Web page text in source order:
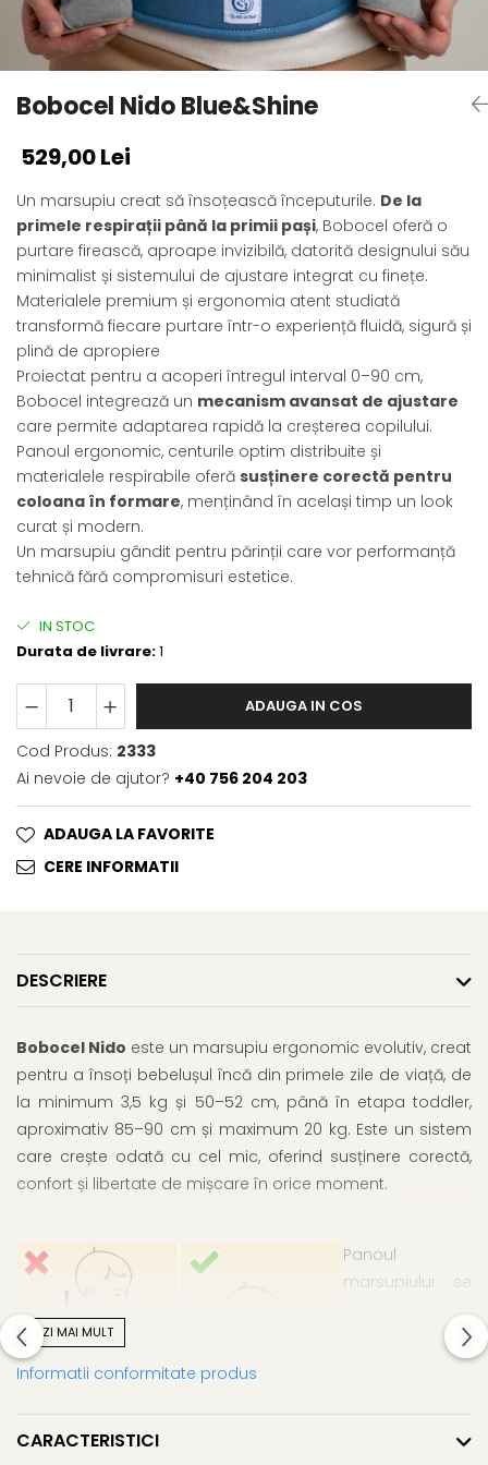
Bobocel Nido Blue&Shine
529,00 Lei
Un marsupiu creat să însoțească începuturile. De la
primele respirații până la primii pași, Bobocel oferă o
purtare firească, aproape invizibilă, datorită designului său
minimalist și sistemului de ajustare integrat cu finețe.
Materialele premium și ergonomia atent studiată
transformă fiecare purtare într-o experiență fluidă, sigură și
plină de apropiere
Proiectat pentru a acoperi întregul interval 0–90 cm,
Bobocel integrează un mecanism avansat de ajustare
care permite adaptarea rapidă la creșterea copilului.
Panoul ergonomic, centurile optim distribuite și
materialele respirabile oferă susținere corectă pentru
coloana în formare, menținând în același timp un look
curat și modern.
Un marsupiu gândit pentru părinții care vor performanță
tehnică fără compromisuri estetice.
IN STOC
Durata de livrare:1
ADAUGA IN COS
Cod Produs: 2333
Ai nevoie de ajutor? +40 756 204 203
ADAUGA LA FAVORITE
CERE INFORMATII
DESCRIERE
Bobocel Nido este un marsupiu ergonomic evolutiv, creat
pentru a însoți bebelușul încă din primele zile de viață, de
la minimum 3,5 kg și 50–52 cm, până în etapa toddler,
aproximativ 85–90 cm și maximum 20 kg. Este un sistem
care crește odată cu cel mic, oferind susținere corectă,
confort și libertate de mișcare în orice moment.
Panoul
marsupiului se
ajustează în
înălțime astfel
încât să susțină
bebelușului în
VEZI MAI MULT
Informatii conformitate produs
CARACTERISTICI